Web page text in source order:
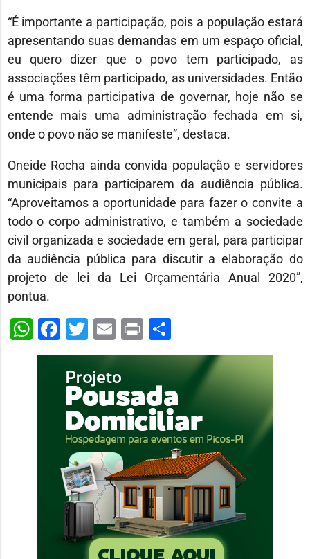
“É importante a participação, pois a população estará
apresentando suas demandas em um espaço oficial,
eu quero dizer que o povo tem participado, as
associações têm participado, as universidades. Então
é uma forma participativa de governar, hoje não se
entende mais uma administração fechada em si,
onde o povo não se manifeste”, destaca.
Oneide Rocha ainda convida população e servidores
municipais para participarem da audiência pública.
“Aproveitamos a oportunidade para fazer o convite a
todo o corpo administrativo, e também a sociedade
civil organizada e sociedade em geral, para participar
da audiência pública para discutir a elaboração do
projeto de lei da Lei Orçamentária Anual 2020”,
pontua.
WhatsApp
Facebook
Twitter
Email
PrintShare